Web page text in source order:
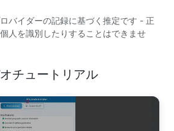
バイダーの記録に基づく推定です - 正
人を識別したりすることはできませ
チュートリアル